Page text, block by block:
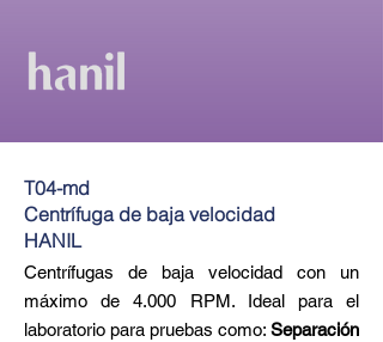
T04-md
Centrífuga de baja velocidad
HANIL
Centrífugas de baja velocidad con un
máximo de 4.000 RPM. Ideal para el
laboratorio para pruebas como: Separación